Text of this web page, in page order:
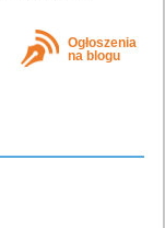
Ogłoszenia
na blogu